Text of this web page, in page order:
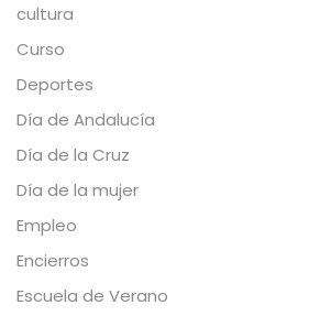
cultura
Curso
Deportes
Día de Andalucía
Día de la Cruz
Día de la mujer
Empleo
Encierros
Escuela de Verano